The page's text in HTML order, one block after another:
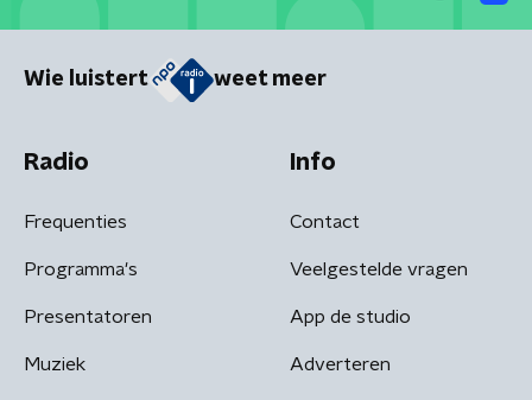
Wie luistert weet meer
Radio
Frequenties
Programma's
Presentatoren
Muziek
Info
Contact
Veelgestelde vragen
App de studio
Adverteren